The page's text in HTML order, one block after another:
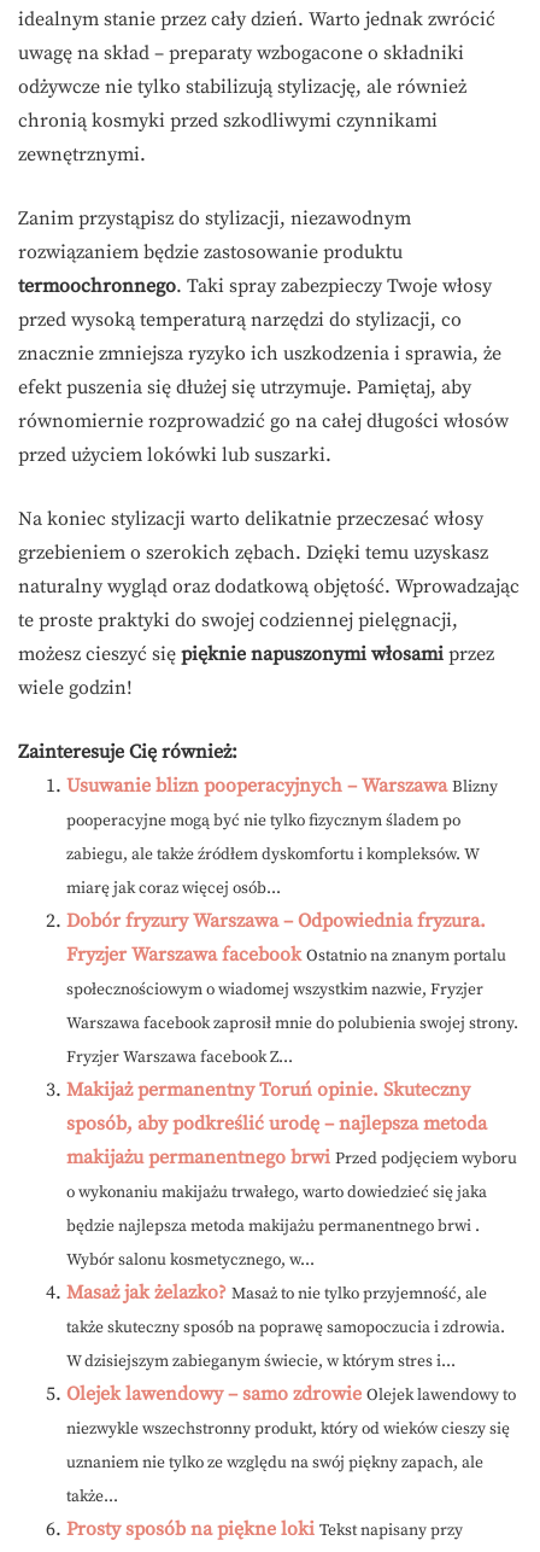
idealnym stanie przez cały dzień. Warto jednak zwrócić
uwagę na skład – preparaty wzbogacone o składniki
odżywcze nie tylko stabilizują stylizację, ale również
chronią kosmyki przed szkodliwymi czynnikami
zewnętrznymi.
Zanim przystąpisz do stylizacji, niezawodnym
rozwiązaniem będzie zastosowanie produktu
termoochronnego. Taki spray zabezpieczy Twoje włosy
przed wysoką temperaturą narzędzi do stylizacji, co
znacznie zmniejsza ryzyko ich uszkodzenia i sprawia, że
efekt puszenia się dłużej się utrzymuje. Pamiętaj, aby
równomiernie rozprowadzić go na całej długości włosów
przed użyciem lokówki lub suszarki.
Na koniec stylizacji warto delikatnie przeczesać włosy
grzebieniem o szerokich zębach. Dzięki temu uzyskasz
naturalny wygląd oraz dodatkową objętość. Wprowadzając
te proste praktyki do swojej codziennej pielęgnacji,
możesz cieszyć się pięknie napuszonymi włosami przez
wiele godzin!
Zainteresuje Cię również:
Usuwanie blizn pooperacyjnych – Warszawa Blizny
pooperacyjne mogą być nie tylko fizycznym śladem po
zabiegu, ale także źródłem dyskomfortu i kompleksów. W
miarę jak coraz więcej osób...
Dobór fryzury Warszawa – Odpowiednia fryzura.
Fryzjer Warszawa facebook Ostatnio na znanym portalu
społecznościowym o wiadomej wszystkim nazwie, Fryzjer
Warszawa facebook zaprosił mnie do polubienia swojej strony.
Fryzjer Warszawa facebook Z...
Makijaż permanentny Toruń opinie. Skuteczny
sposób, aby podkreślić urodę – najlepsza metoda
makijażu permanentnego brwi Przed podjęciem wyboru
o wykonaniu makijażu trwałego, warto dowiedzieć się jaka
będzie najlepsza metoda makijażu permanentnego brwi .
Wybór salonu kosmetycznego, w...
Masaż jak żelazko? Masaż to nie tylko przyjemność, ale
także skuteczny sposób na poprawę samopoczucia i zdrowia.
W dzisiejszym zabieganym świecie, w którym stres i...
Olejek lawendowy – samo zdrowie Olejek lawendowy to
niezwykle wszechstronny produkt, który od wieków cieszy się
uznaniem nie tylko ze względu na swój piękny zapach, ale
także...
Prosty sposób na piękne loki Tekst napisany przy